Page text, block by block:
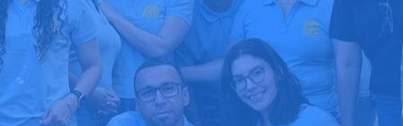
Pide tu presupuesto gratis
Llama hoy: 919 03 52 24